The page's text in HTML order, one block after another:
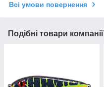
Всі умови повернення
Подібні товари компанії